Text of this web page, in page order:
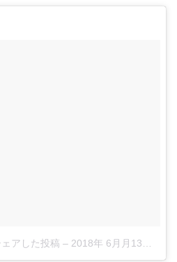
アした投稿 – 2018年 6月月13日午前3時10分PDT